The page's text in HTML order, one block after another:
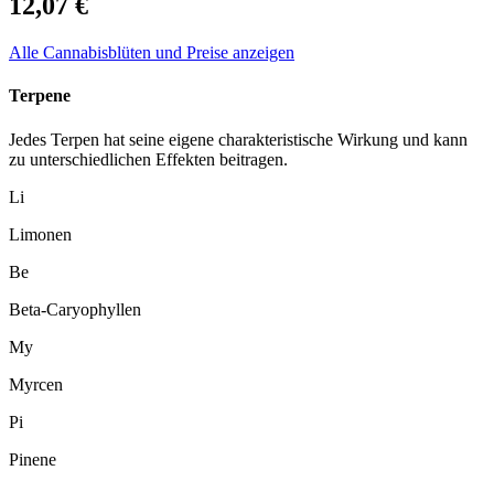
Alle Cannabisblüten und Preise anzeigen
Terpene
Jedes Terpen hat seine eigene charakteristische Wirkung und kann
zu unterschiedlichen Effekten beitragen.
Li
Limonen
Be
Beta-Caryophyllen
My
Myrcen
Pi
Pinene